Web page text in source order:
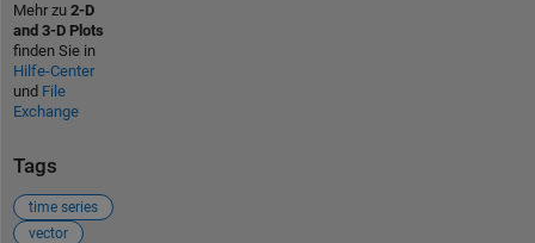
Mehr zu 2-D
and 3-D Plots
finden Sie in
Hilfe-Center
und File
Exchange
Tags
time series
vector